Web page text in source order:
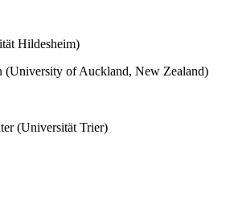
Hildesheim)
(University of Auckland, New Zealand)
(Universität Trier)